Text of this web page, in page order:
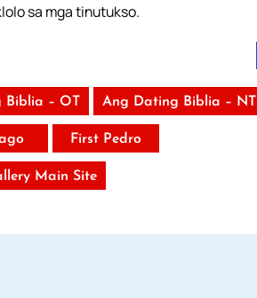
sa mga tinutukso.
Biblia – OT Ang Dating Biblia – NT
First Pedro
Main Site